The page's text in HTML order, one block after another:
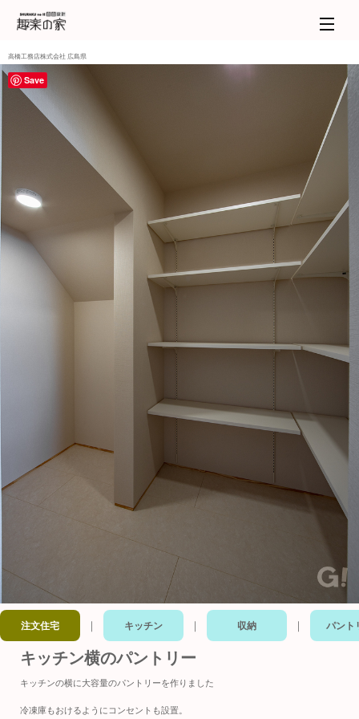
高橋工務店株式会社 広島県
注文住宅 ｜ キッチン ｜ 収納 ｜ パント
キッチン横のパントリー
キッチンの横に大容量のパントリーを作りました
冷凍庫もおけるようにコンセントも設置。
Save